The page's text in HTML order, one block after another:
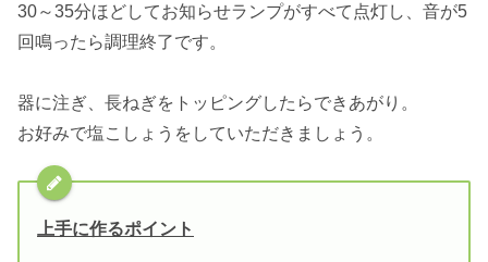
30～35分ほどしてお知らせランプがすべて点灯し、音が5
回鳴ったら調理終了です。
器に注ぎ、長ねぎをトッピングしたらできあがり。
お好みで塩こしょうをしていただきましょう。
上手に作るポイント